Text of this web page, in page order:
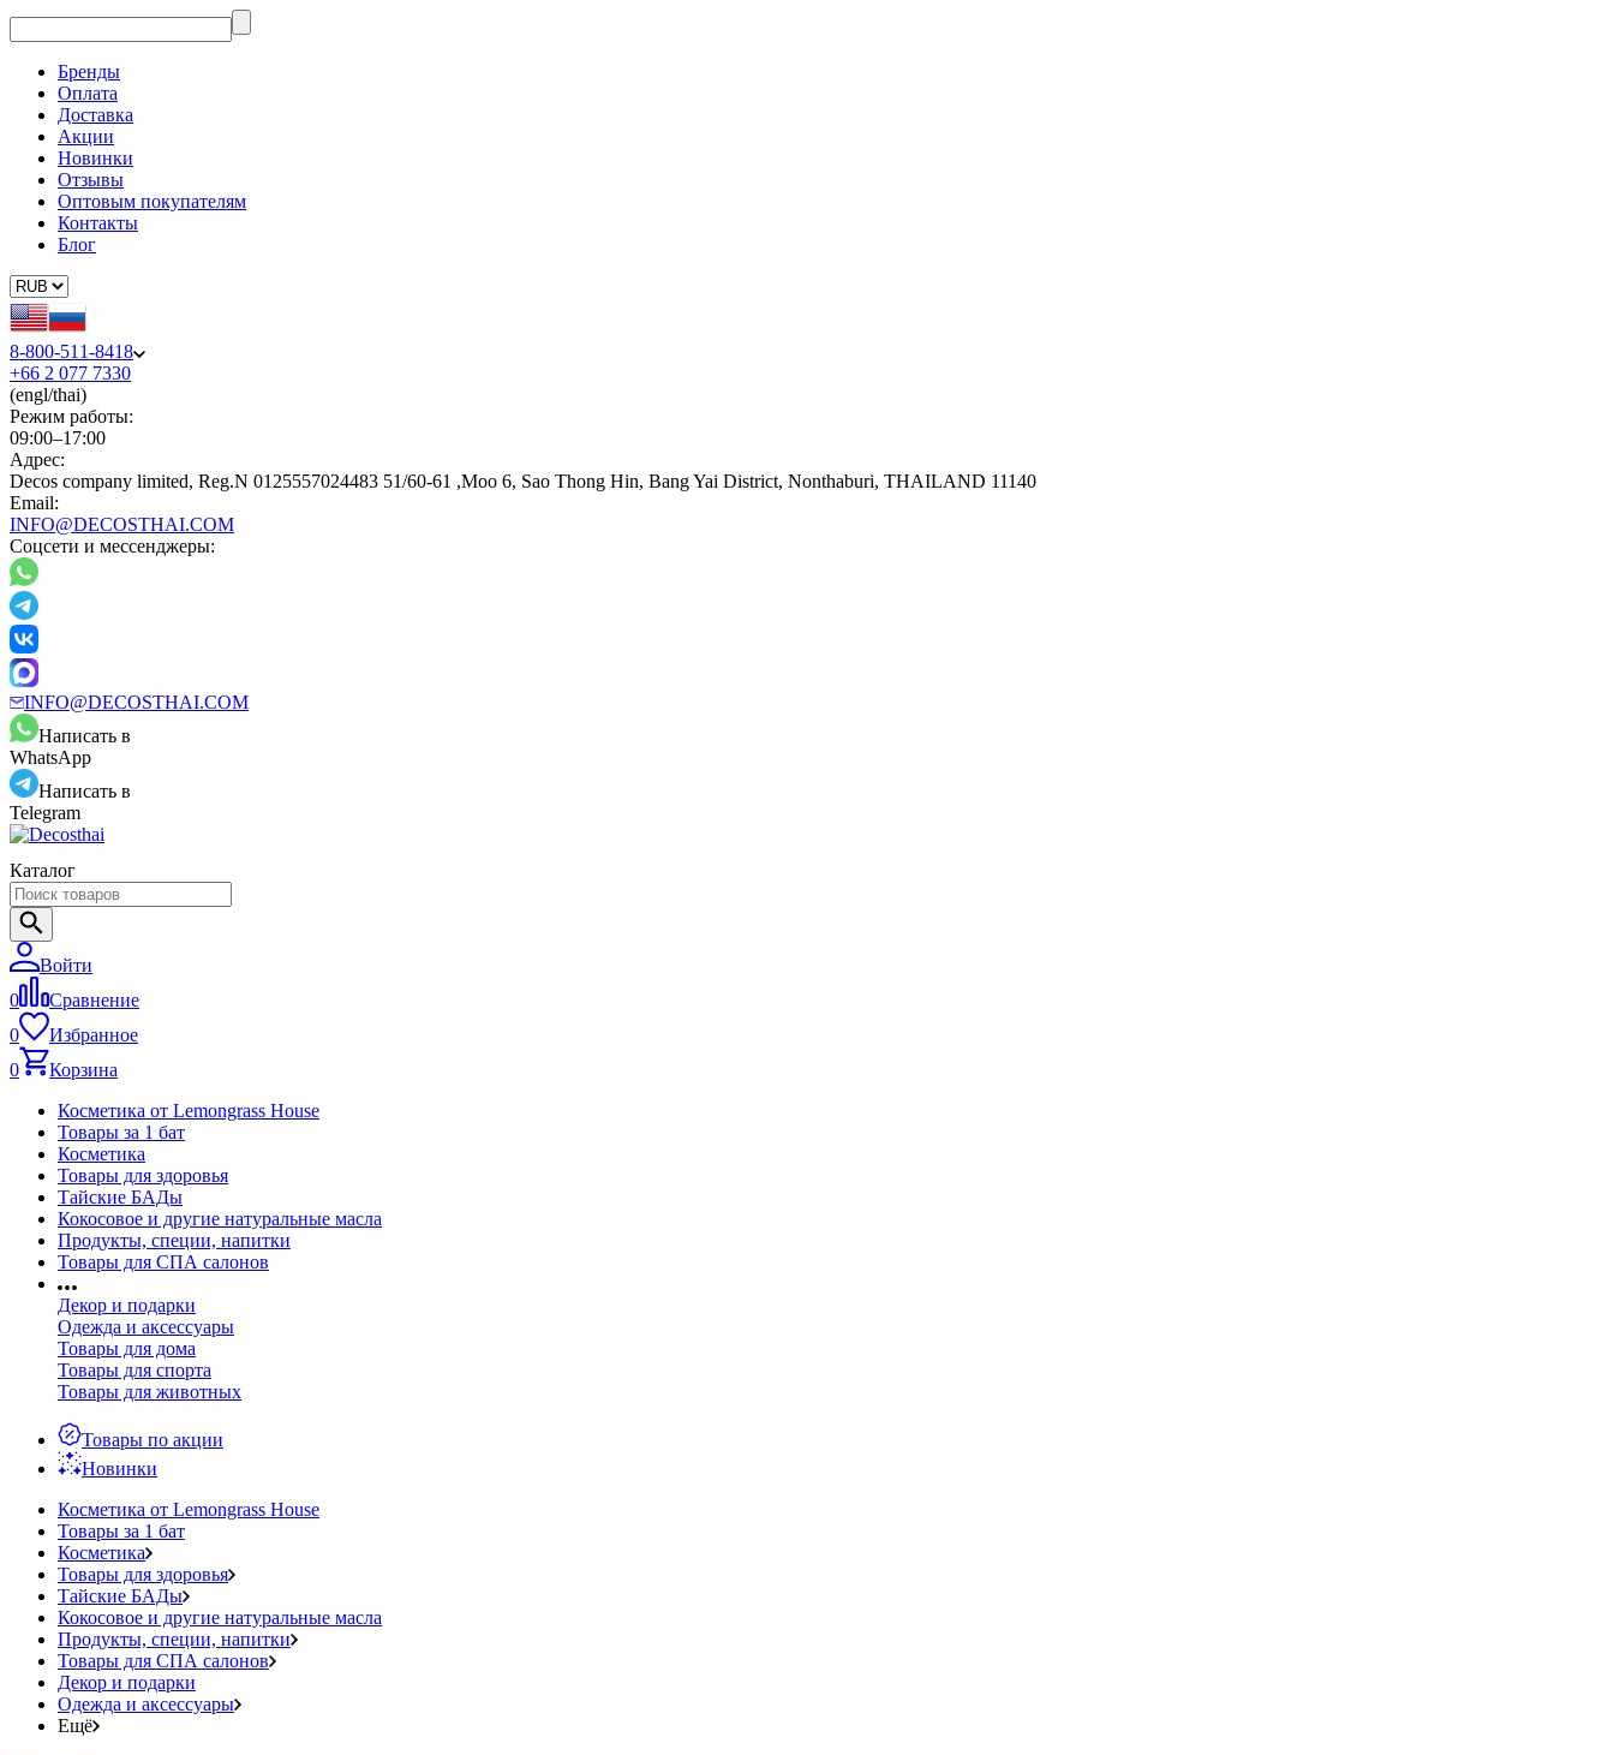
Бренды
Оплата
Доставка
Акции
Новинки
Отзывы
Оптовым покупателям
Контакты
Блог
8-800-511-8418
+66 2 077 7330
(engl/thai)
Режим работы:
09:00–17:00
Адрес:
Decos company limited, Reg.N 0125557024483 51/60-61 ,Moo 6, Sao Thong Hin, Bang Yai District, Nonthaburi, THAILAND 11140
Email:
INFO@DECOSTHAI.COM
Соцсети и мессенджеры:
INFO@DECOSTHAI.COM
Написать в
WhatsApp
Написать в
Telegram
Каталог
Войти
0
Сравнение
0
Избранное
0
Корзина
Косметика от Lemongrass House
Товары за 1 бат
Косметика
Товары для здоровья
Тайские БАДы
Кокосовое и другие натуральные масла
Продукты, специи, напитки
Товары для СПА салонов
Декор и подарки
Одежда и аксессуары
Товары для дома
Товары для спорта
Товары для животных
Товары по акции
Новинки
Косметика от Lemongrass House
Товары за 1 бат
Косметика
Товары для здоровья
Тайские БАДы
Кокосовое и другие натуральные масла
Продукты, специи, напитки
Товары для СПА салонов
Декор и подарки
Одежда и аксессуары
Ещё